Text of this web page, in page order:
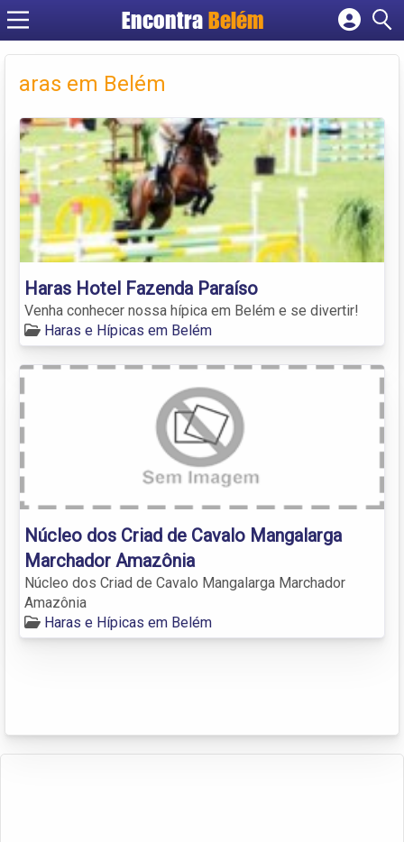
EncontraBelém
Cadastrar empresa
aras em Belém
Haras Hotel Fazenda Paraíso
Venha conhecer nossa hípica em Belém e se divertir!
Haras e Hípicas em Belém
Núcleo dos Criad de Cavalo Mangalarga
Marchador Amazônia
Núcleo dos Criad de Cavalo Mangalarga Marchador
Amazônia
Haras e Hípicas em Belém